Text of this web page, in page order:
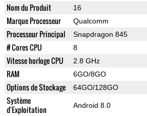
Nom du Produit 16
Marque Processeur Qualcomm
Processeur Principal Snapdragon 845
# Cores CPU 8
Vitesse horloge CPU 2.8 GHz
RAM 6GO/8GO
Options de Stockage 64GO/128GO
Système
d'Exploitation
Android 8.0